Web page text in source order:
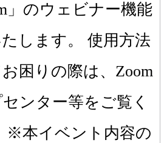
」のウェビナー機能
します。 使用方法
困りの際は、Zoom
ンター等をご覧く
※本イベント内容の